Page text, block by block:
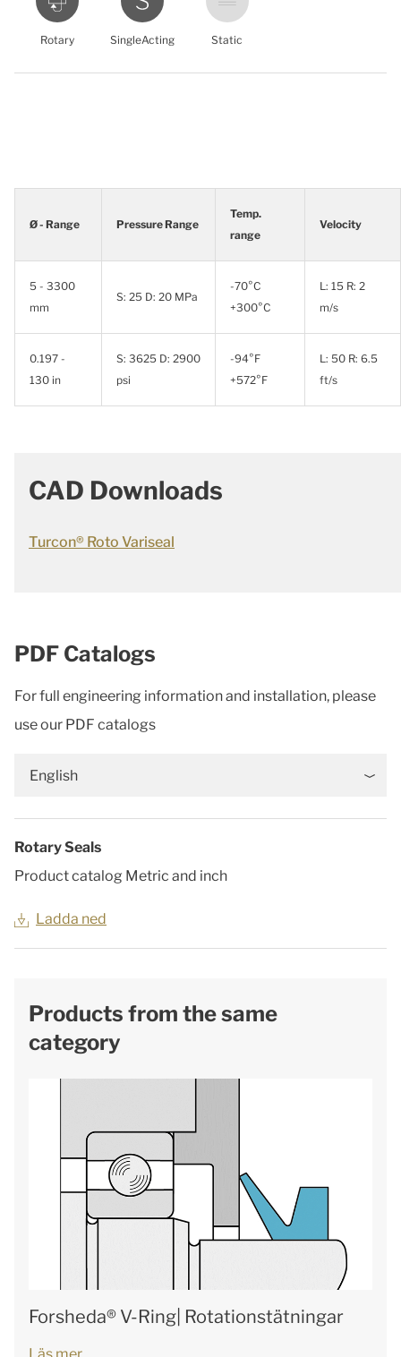
Rotary SingleActing Static
Ø - Range Pressure Range
Temp.
range
Velocity
5 - 3300
mm
S: 25 D: 20 MPa
-70°C
+300°C
L: 15 R: 2
m/s
0.197 -
130 in
S: 3625 D: 2900
psi
-94°F
+572°F
L: 50 R: 6.5
ft/s
CAD Downloads
Turcon® Roto Variseal
PDF Catalogs
For full engineering information and installation, please
use our PDF catalogs
English
Rotary Seals
Product catalog Metric and inch
Ladda ned
Products from the same
category
Forsheda® V-Ring| Rotationstätningar